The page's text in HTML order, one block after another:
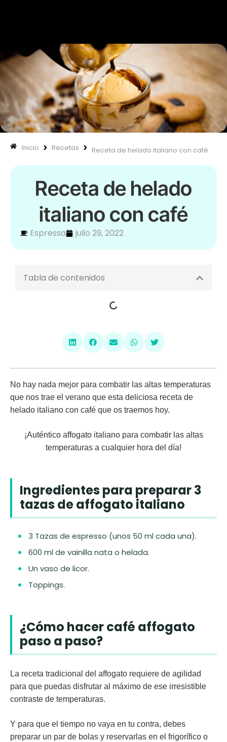
Inicio Recetas Receta de helado italiano con café
Receta de helado
italiano con café
Espressa julio 29, 2022
Tabla de contenidos
No hay nada mejor para combatir las altas temperaturas
que nos trae el verano que esta deliciosa receta de
helado italiano con café que os traemos hoy.
¡Auténtico affogato italiano para combatir las altas
temperaturas a cualquier hora del día!
Ingredientes para preparar 3
tazas de affogato italiano
3 Tazas de espresso (unos 50 ml cada una).
600 ml de vainilla nata o helada.
Un vaso de licor.
Toppings.
¿Cómo hacer café affogato
paso a paso?
La receta tradicional del affogato requiere de agilidad
para que puedas disfrutar al máximo de ese irresistible
contraste de temperaturas.
Y para que el tiempo no vaya en tu contra, debes
preparar un par de bolas y reservarlas en el frigorífico o